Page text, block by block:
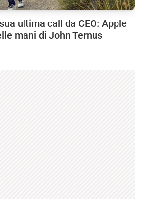
ultima call da CEO: Apple
mani di John Ternus